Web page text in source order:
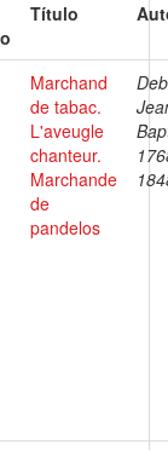
Título
Marchand
de tabac.
L'aveugle
chanteur.
Marchande
de
pandelos